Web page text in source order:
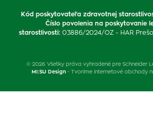
Kód poskytovateľa zdravotnej
Číslo povolenia na poskytovanie
starostlivosti: 03886/2024/OZ - HAR
© 2026 Všetky práva vyhradené pre Schneider
MI:SU Design- Tvoríme internetové obchody